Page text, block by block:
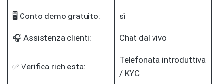
🖥️ Conto demo gratuito: sì
🎧 Assistenza clienti: Chat dal vivo
✅ Verifica richiesta:
Telefonata introduttiva
/ KYC